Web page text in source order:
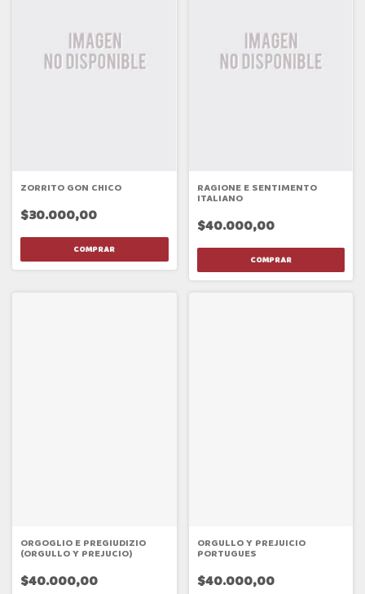
ZORRITO GON CHICO
$30.000,00
RAGIONE E SENTIMENTO
ITALIANO
$40.000,00
ORGOGLIO E PREGIUDIZIO
(ORGULLO Y PREJUCIO)
$40.000,00
ORGULLO Y PREJUICIO
PORTUGUES
$40.000,00